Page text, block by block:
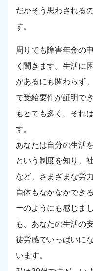
だかそう思わされる
す。
周りでも障害年金の
く聞きます。生活に
があるにも関わらず
で受給要件が証明で
もとても多く、それ
す。
あなたは自分の生活
という制度を知り、
など、さまざまな労
自体もなかなかでき
ーのようにも感じま
も、あなたの生活の
徒労感でいっぱいに
います。